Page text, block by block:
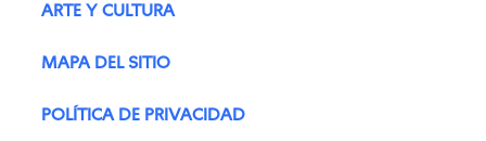
ARTE Y CULTURA
MAPA DEL SITIO
POLÍTICA DE PRIVACIDAD